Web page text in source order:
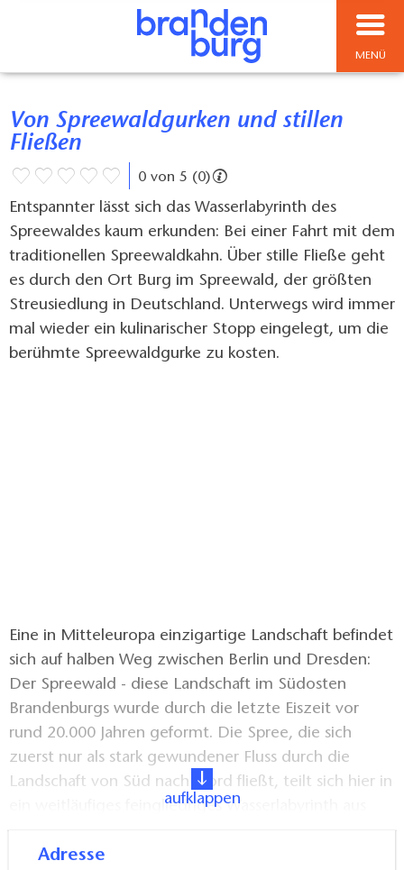
MENÜ
Von Spreewaldgurken und stillen
Fließen
0 von 5 (0)
Entspannter lässt sich das Wasserlabyrinth des
Spreewaldes kaum erkunden: Bei einer Fahrt mit dem
traditionellen Spreewaldkahn. Über stille Fließe geht
es durch den Ort Burg im Spreewald, der größten
Streusiedlung in Deutschland. Unterwegs wird immer
mal wieder ein kulinarischer Stopp eingelegt, um die
berühmte Spreewaldgurke zu kosten.
Eine in Mitteleuropa einzigartige Landschaft befindet
sich auf halben Weg zwischen Berlin und Dresden:
Der Spreewald - diese Landschaft im Südosten
Brandenburgs wurde durch die letzte Eiszeit vor
rund 20.000 Jahren geformt. Die Spree, die sich
zuerst nur als stark gewundener Fluss durch die
Landschaft von Süd nach Nord fließt, teilt sich hier in
ein weitläufiges feingliedriges Wasserlabyrinth aus
aufklappen
Adresse